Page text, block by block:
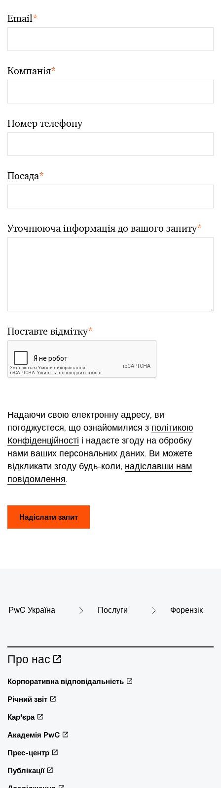
Email*
Компанія*
Номер телефону
Посада*
Уточнююча інформація до вашого запиту*
Поставте відмітку*
Надаючи свою електронну адресу, ви
погоджуєтеся, що ознайомилися з політикою
Конфіденційності і надаєте згоду на обробку
нами ваших персональних даних. Ви можете
відкликати згоду будь-коли, надіславши нам
повідомлення.
Надіслати запит
PwC Україна Послуги Форензік
Про нас
Корпоративна відповідальність
Річний звіт
Кар'єра
Академія PwC
Прес-центр
Публікації